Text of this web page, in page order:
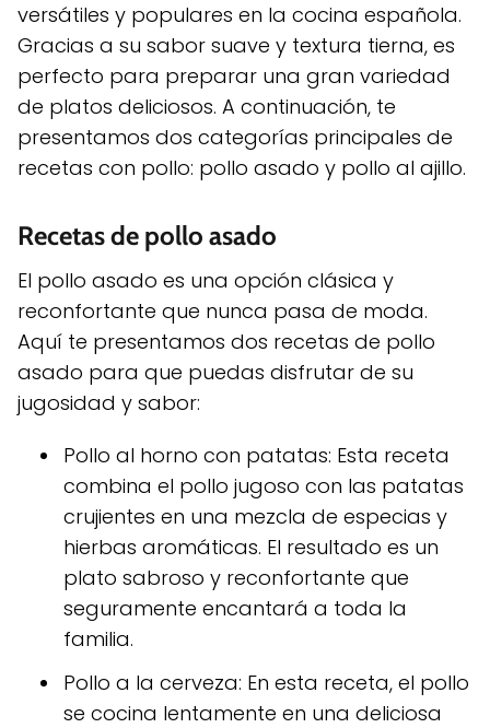
versátiles y populares en la cocina española.
Gracias a su sabor suave y textura tierna, es
perfecto para preparar una gran variedad
de platos deliciosos. A continuación, te
presentamos dos categorías principales de
recetas con pollo: pollo asado y pollo al ajillo.
Recetas de pollo asado
El pollo asado es una opción clásica y
reconfortante que nunca pasa de moda.
Aquí te presentamos dos recetas de pollo
asado para que puedas disfrutar de su
jugosidad y sabor:
Pollo al horno con patatas: Esta receta
combina el pollo jugoso con las patatas
crujientes en una mezcla de especias y
hierbas aromáticas. El resultado es un
plato sabroso y reconfortante que
seguramente encantará a toda la
familia.
Pollo a la cerveza: En esta receta, el pollo
se cocina lentamente en una deliciosa